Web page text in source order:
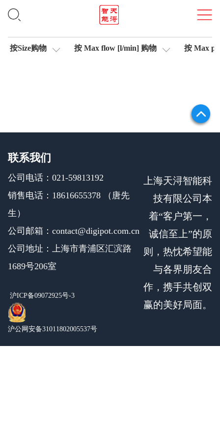
插头式放大器
按Size购物 按 Max flow [l/min] 购物 按 Max
联系我们
公司电话：021-59813192
销售电话：18616655378 （唐先
生）
公司邮箱：contact@digipot.com.cn
公司地址：上海市青浦区汇滨路
1689号206室
沪ICP备09072925号-3
沪公网安备31011802005537号
上海天浔智能科
技有限公司本
着“客户第一，
诚信至上”的原
则，热忱希望能
与各界朋友合
作，携手共创双
赢的美好局面。